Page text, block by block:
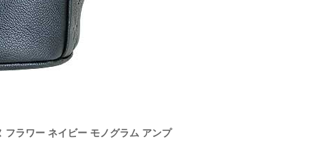
ラワー ネイビー モノグラム アンプ